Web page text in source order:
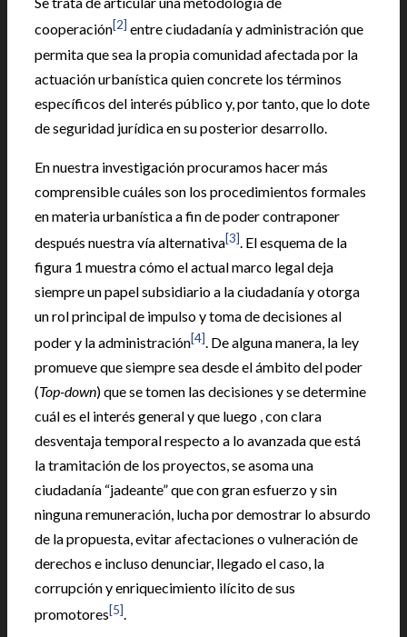
cooperación[2] entre ciudadanía y administración que
permita que sea la propia comunidad afectada por la
actuación urbanística quien concrete los términos
específicos del interés público y, por tanto, que lo dote
de seguridad jurídica en su posterior desarrollo.
En nuestra investigación procuramos hacer más
comprensible cuáles son los procedimientos formales
en materia urbanística a fin de poder contraponer
después nuestra vía alternativa[3]. El esquema de la
figura 1 muestra cómo el actual marco legal deja
siempre un papel subsidiario a la ciudadanía y otorga
un rol principal de impulso y toma de decisiones al
poder y la administración[4]. De alguna manera, la ley
promueve que siempre sea desde el ámbito del poder
(Top-down) que se tomen las decisiones y se determine
cuál es el interés general y que luego , con clara
desventaja temporal respecto a lo avanzada que está
la tramitación de los proyectos, se asoma una
ciudadanía “jadeante” que con gran esfuerzo y sin
ninguna remuneración, lucha por demostrar lo absurdo
de la propuesta, evitar afectaciones o vulneración de
derechos e incluso denunciar, llegado el caso, la
corrupción y enriquecimiento ilícito de sus
promotores[5].